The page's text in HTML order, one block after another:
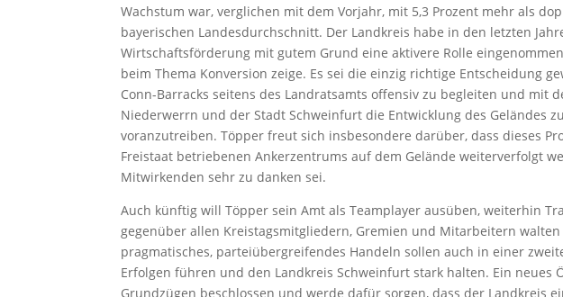
Wachstum war, verglichen mit dem Vorjahr, mit 5,3 Prozent mehr als
bayerischen Landesdurchschnitt. Der Landkreis habe in den letzten
Wirtschaftsförderung mit gutem Grund eine aktivere Rolle
beim Thema Konversion zeige. Es sei die einzig richtige Entscheidung
Conn-Barracks seitens des Landratsamts offensiv zu begleiten und mit
Niederwerrn und der Stadt Schweinfurt die Entwicklung des Geländes
voranzutreiben. Töpper freut sich insbesondere darüber, dass dieses
Freistaat betriebenen Ankerzentrums auf dem Gelände weiterverfolgt
Mitwirkenden sehr zu danken sei.
Auch künftig will Töpper sein Amt als Teamplayer ausüben, weiterhin
gegenüber allen Kreistagsmitgliedern, Gremien und Mitarbeitern
pragmatisches, parteiübergreifendes Handeln sollen auch in einer
Erfolgen führen und den Landkreis Schweinfurt stark halten. Ein neues
Grundzügen beschlossen und werde dafür sorgen, dass der Landkreis